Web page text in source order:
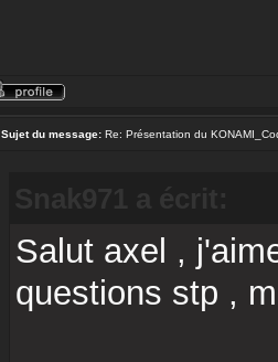
Sujet du message: Re: Présentation du
Salut axel ,
questions stp ,